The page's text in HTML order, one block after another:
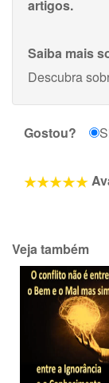
artigos.
Saiba mais
Descubra
Gostou?
Veja também